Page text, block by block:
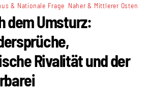
& Nationale Frage Naher & Mittlerer Osten
dem Umsturz:
Rivalität und der